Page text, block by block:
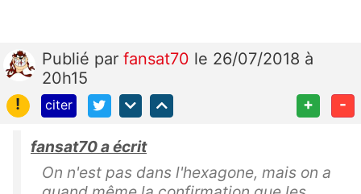
Publié par fansat70 le 26/07/2018 à
20h15
!
citer + -
fansat70 a écrit
On n'est pas dans l'hexagone, mais on a